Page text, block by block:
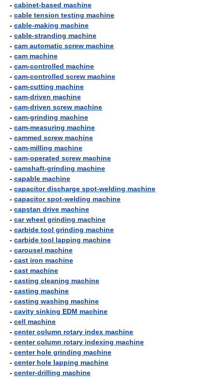
- cabinet-based machine
- cable tension testing machine
- cable-making machine
- cable-stranding machine
- cam automatic screw machine
- cam machine
- cam-controlled machine
- cam-controlled screw machine
- cam-cutting machine
- cam-driven machine
- cam-driven screw machine
- cam-grinding machine
- cam-measuring machine
- cammed screw machine
- cam-milling machine
- cam-operated screw machine
- camshaft-grinding machine
- capable machine
- capacitor discharge spot-welding machine
- capacitor spot-welding machine
- capstan drive machine
- car wheel grinding machine
- carbide tool grinding machine
- carbide tool lapping machine
- carousel machine
- cast iron machine
- cast machine
- casting cleaning machine
- casting machine
- casting washing machine
- cavity sinking EDM machine
- cell machine
- center column rotary index machine
- center column rotary indexing machine
- center hole grinding machine
- center hole lapping machine
- center-drilling machine